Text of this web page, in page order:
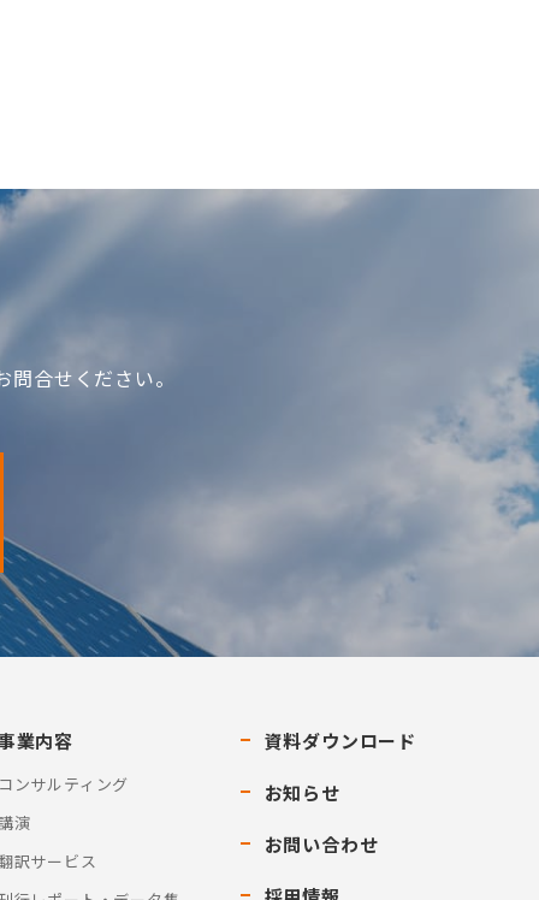
合せください。
業内容
コンサルティング
演
訳サービス
資料ダウンロード
お知らせ
お問い合わせ